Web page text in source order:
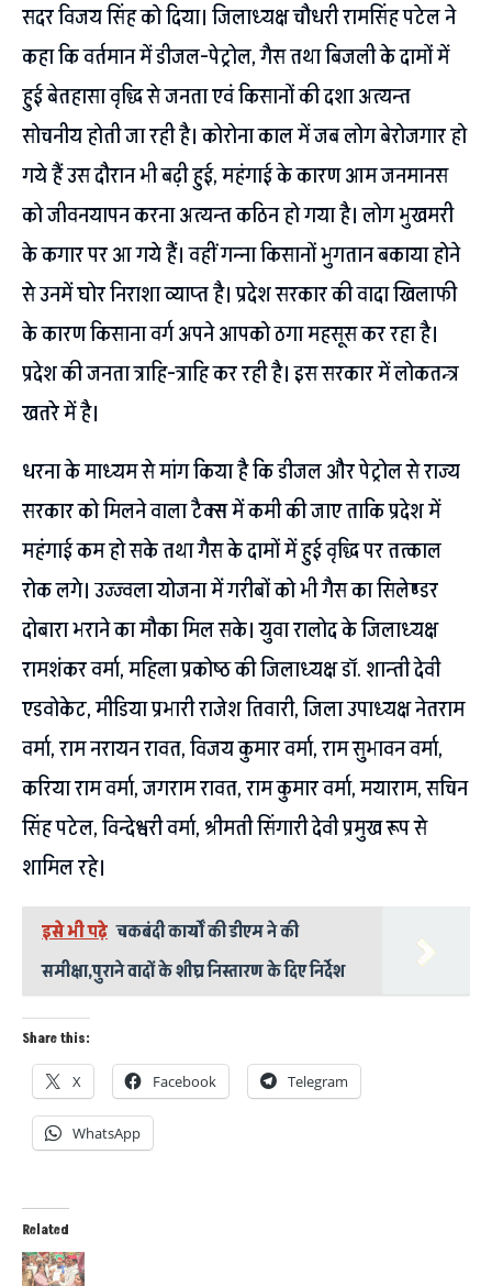
सदर विजय सिंह को दिया। जिलाध्यक्ष चौधरी रामसिंह पटेल ने
कहा कि वर्तमान में डीजल-पेट्रोल, गैस तथा बिजली के दामों में
हुई बेतहासा वृद्धि से जनता एवं किसानों की दशा अत्यन्त
सोचनीय होती जा रही है। कोरोना काल में जब लोग बेरोजगार हो
गये हैं उस दौरान भी बढ़ी हुई, महंगाई के कारण आम जनमानस
को जीवनयापन करना अत्यन्त कठिन हो गया है। लोग भुखमरी
के कगार पर आ गये हैं। वहीं गन्ना किसानों भुगतान बकाया होने
से उनमें घोर निराशा व्याप्त है। प्रदेश सरकार की वादा खिलाफी
के कारण किसाना वर्ग अपने आपको ठगा महसूस कर रहा है।
प्रदेश की जनता त्राहि-त्राहि कर रही है। इस सरकार में लोकतन्त्र
खतरे में है।
धरना के माध्यम से मांग किया है कि डीजल और पेट्रोल से राज्य
सरकार को मिलने वाला टैक्स में कमी की जाए ताकि प्रदेश में
महंगाई कम हो सके तथा गैस के दामों में हुई वृद्धि पर तत्काल
रोक लगे। उज्ज्वला योजना में गरीबों को भी गैस का सिलेण्डर
दोबारा भराने का मौका मिल सके। युवा रालोद के जिलाध्यक्ष
रामशंकर वर्मा, महिला प्रकोष्ठ की जिलाध्यक्ष डॉ. शान्ती देवी
एडवोकेट, मीडिया प्रभारी राजेश तिवारी, जिला उपाध्यक्ष नेतराम
वर्मा, राम नरायन रावत, विजय कुमार वर्मा, राम सुभावन वर्मा,
करिया राम वर्मा, जगराम रावत, राम कुमार वर्मा, मयाराम, सचिन
सिंह पटेल, विन्देश्वरी वर्मा, श्रीमती सिंगारी देवी प्रमुख रूप से
शामिल रहे।
इसे भी पढ़े चकबंदी कार्यों की डीएम ने की
समीक्षा,पुराने वादों के शीघ्र निस्तारण के दिए निर्देश
Share this:
X Facebook Telegram
WhatsApp
Related